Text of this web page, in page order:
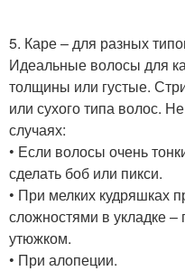
5. Каре – для разных
Идеальные волосы для
толщины или густые.
или сухого типа волос.
случаях:
• Если волосы очень
сделать боб или пикси.
• При мелких кудряшках
сложностями в укладке
утюжком.
• При алопеции.